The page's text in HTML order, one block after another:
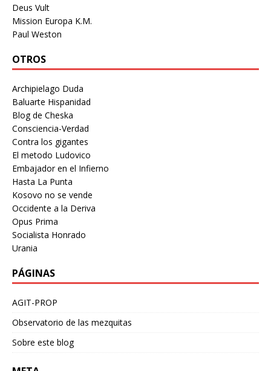
Deus Vult
Mission Europa K.M.
Paul Weston
OTROS
Archipielago Duda
Baluarte Hispanidad
Blog de Cheska
Consciencia-Verdad
Contra los gigantes
El metodo Ludovico
Embajador en el Infierno
Hasta La Punta
Kosovo no se vende
Occidente a la Deriva
Opus Prima
Socialista Honrado
Urania
PÁGINAS
AGIT-PROP
Observatorio de las mezquitas
Sobre este blog